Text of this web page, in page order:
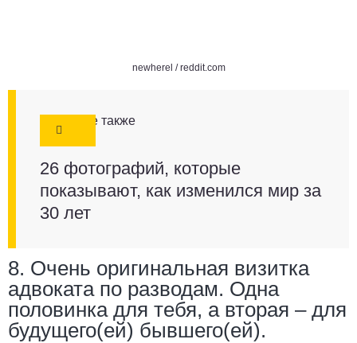
newherel /reddit.com
Смотрите также
26 фотографий, которые
показывают, как изменился мир за
30 лет
8. Очень оригинальная визитка
адвоката по разводам. Одна
половинка для тебя, а вторая – для
будущего(ей) бывшего(ей).